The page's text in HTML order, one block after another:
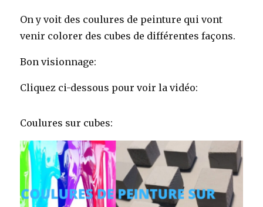
On y voit des coulures de peinture qui vont
venir colorer des cubes de différentes façons.
Bon visionnage:
Cliquez ci-dessous pour voir la vidéo:
Coulures sur cubes: